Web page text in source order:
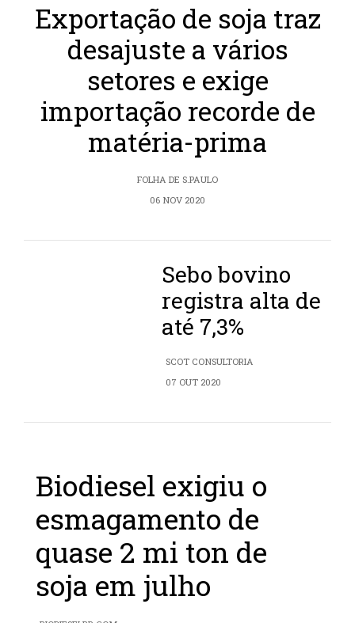
Exportação de soja traz
desajuste a vários
setores e exige
importação recorde de
matéria-prima
FOLHA DE S.PAULO
06 NOV 2020
Sebo bovino
registra alta de
até 7,3%
SCOT CONSULTORIA
07 OUT 2020
Biodiesel exigiu o
esmagamento de
quase 2 mi ton de
soja em julho